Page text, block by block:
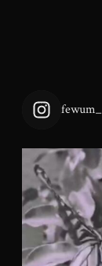
fewum_